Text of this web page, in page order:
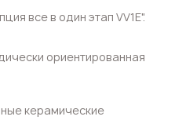
все в один этап VV1E".
ориентированная
керамические